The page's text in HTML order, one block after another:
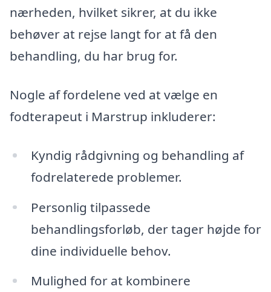
nærheden, hvilket sikrer, at du ikke
behøver at rejse langt for at få den
behandling, du har brug for.
Nogle af fordelene ved at vælge en
fodterapeut i Marstrup inkluderer:
Kyndig rådgivning og behandling af
fodrelaterede problemer.
Personlig tilpassede
behandlingsforløb, der tager højde for
dine individuelle behov.
Mulighed for at kombinere